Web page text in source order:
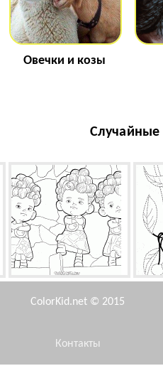
Овечки и козы
Случайные
Младшие братья Мериды
ColorKid.net © 2015
Контакты